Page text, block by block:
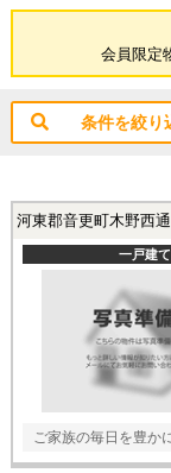
会員限定
条件を絞り
河東郡音更町木野西
一戸建て
ご家族の毎日を豊か